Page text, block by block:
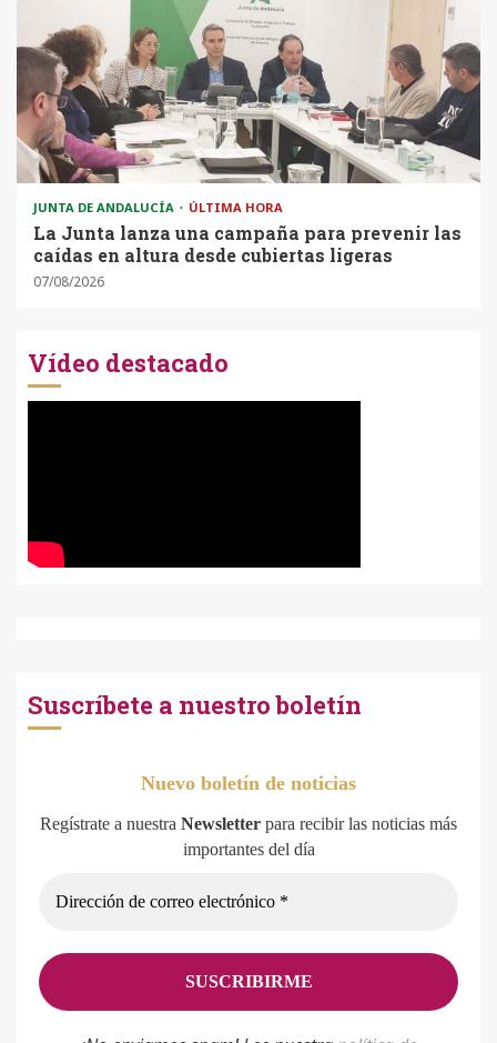
JUNTA DE ANDALUCÍA ÚLTIMA HORA
La Junta lanza una campaña para prevenir las
caídas en altura desde cubiertas ligeras
07/08/2026
Vídeo destacado
Suscríbete a nuestro boletín
Nuevo boletín de noticias
Regístrate a nuestra Newsletter para recibir las noticias más
importantes del día